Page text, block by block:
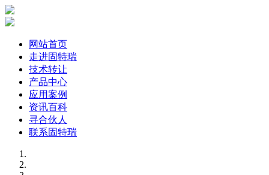
网站首页
走进固特瑞
技术转让
产品中心
应用案例
资讯百科
寻合伙人
联系固特瑞